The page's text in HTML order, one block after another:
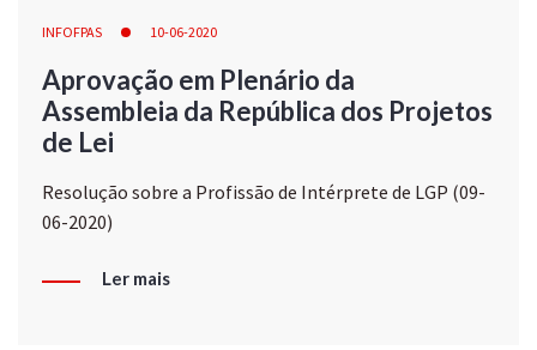
INFOFPAS 10-06-2020
Aprovação em Plenário da
Assembleia da República dos Projetos
de Lei
Resolução sobre a Profissão de Intérprete de LGP (09-
06-2020)
Ler mais